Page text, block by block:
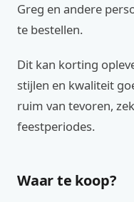
Greg en andere
te bestellen.
Dit kan korting
stijlen en kwaliteit
ruim van tevoren,
feestperiodes.
Waar te koop?